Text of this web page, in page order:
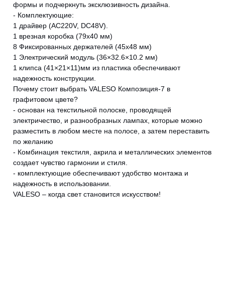
формы и подчеркнуть эксклюзивность дизайна.
- Комплектующие:
1 драйвер (AC220V, DC48V).
1 врезная коробка (79х40 мм)
8 Фиксированных держателей (45х48 мм)
1 Электрический модуль (36×32.6×10.2 мм)
1 клипса (41×21×11)мм из пластика обеспечивают
надежность конструкции.
Почему стоит выбрать VALESO Композиция-7 в
графитовом цвете?
- основан на текстильной полоске, проводящей
электричество, и разнообразных лампах, которые можно
разместить в любом месте на полосе, а затем переставить
по желанию
- Комбинация текстиля, акрила и металлических элементов
создает чувство гармонии и стиля.
- комплектующие обеспечивают удобство монтажа и
надежность в использовании.
VALESO – когда свет становится искусством!